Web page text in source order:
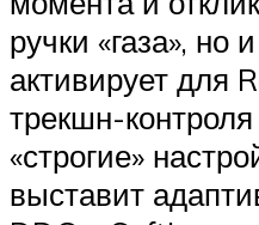
ручки «газа», но
активирует для
трекшн-
«строгие»
выставит